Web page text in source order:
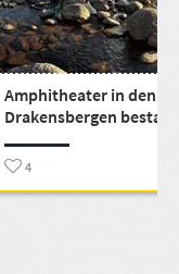
Amphitheater in den
Drakensbergen
4